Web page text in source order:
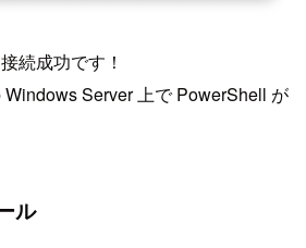
続成功です！
Server 上で PowerShell が
ル